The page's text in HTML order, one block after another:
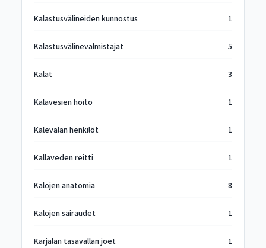
Kalastusvälineiden kunnostus 1
Kalastusvälinevalmistajat 5
Kalat 3
Kalavesien hoito 1
Kalevalan henkilöt 1
Kallaveden reitti 1
Kalojen anatomia 8
Kalojen sairaudet 1
Karjalan tasavallan joet 1